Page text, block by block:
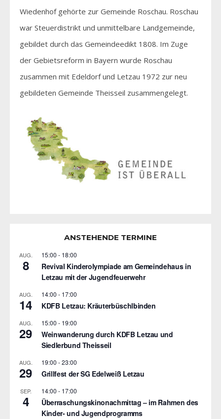
Wiedenhof gehörte zur Gemeinde Roschau. Roschau
war Steuerdistrikt und unmittelbare Landgemeinde,
gebildet durch das Gemeindeedikt 1808. Im Zuge
der Gebietsreform in Bayern wurde Roschau
zusammen mit Edeldorf und Letzau 1972 zur neu
gebildeten Gemeinde Theisseil zusammengelegt.
ANSTEHENDE TERMINE
AUG.
8
15:00 - 18:00
Revival Kinderolympiade am Gemeindehaus in
Letzau mit der Jugendfeuerwehr
AUG.
14
14:00 - 17:00
KDFB Letzau: Kräuterbüschlbinden
AUG.
29
15:00 - 19:00
Weinwanderung durch KDFB Letzau und
Siedlerbund Theisseil
AUG.
29
19:00 -23:00
Grillfest der SG Edelweiß Letzau
SEP.
4
14:00 - 17:00
Überraschungskinonachmittag – im Rahmen des
Kinder- und Jugendprogramms